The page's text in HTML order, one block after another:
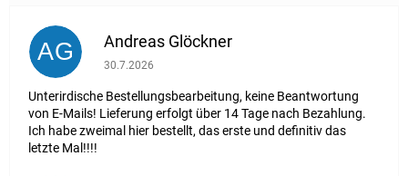
AG Andreas Glöckner
Die Shop-Bewertung beträgt 1 von 5 Sternen.
30.7.2026
Unterirdische Bestellungsbearbeitung, keine Beantwortung
von E-Mails! Lieferung erfolgt über 14 Tage nach Bezahlung.
Ich habe zweimal hier bestellt, das erste und definitiv das
letzte Mal!!!!